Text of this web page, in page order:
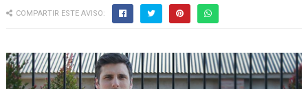
COMPARTIR ESTE AVISO: